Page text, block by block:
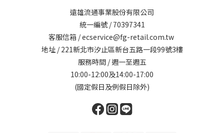
遠雄流通事業股份有限公司
統一編號 / 70397341
客服信箱 / ecservice@fg-retail.com.tw
地址 / 221新北市汐止區新台五路一段99號3樓
服務時間 / 週一至週五
10:00-12:00及14:00-17:00
(國定假日及例假日除外)